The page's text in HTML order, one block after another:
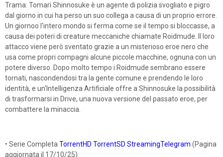
Trama: Tomari Shinnosuke è un agente di polizia svogliato e pigro
dal giorno in cui ha perso un suo collega a causa di un proprio errore.
Un giornoo l'intero mondo si ferma come se il tempo si bloccasse, a
causa dei poteri di creature meccaniche chiamate Roidmude. Il loro
attacco viene però sventato grazie a un misterioso eroe nero che
usa come propri compagni alcune piccole macchine, ognuna con un
potere diverso. Dopo molto tempo i Roidmude sembrano essere
tornati, nascondendosi tra la gente comune e prendendo le loro
identità, e un'Intelligenza Artificiale offre a Shinnosuke la possibilità
di trasformarsi in Drive, una nuova versione del passato eroe, per
combattere la minaccia.
• Serie Completa TorrentHD TorrentSD StreamingTelegram (Pagina
aggiornata il 17/10/25)